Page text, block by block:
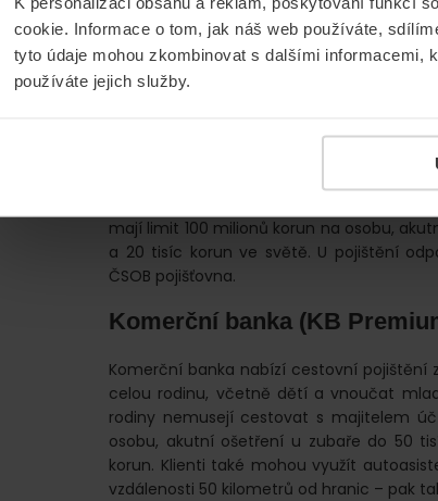
cookie. Informace o tom, jak náš web používáte,
tyto údaje mohou zkombinovat s dalšími
používáte jejich služby.
Česká spořitelna nabízí Cestovní
její členové cestovat i samostatně, bez
na osobu, akutní ošetření u zubaře do
korun. V Evropě také klienti mohou využít
ČSOB (ČSOB Premium)
U ČSOB je cestovko součástí kreditní
mají limit 100 milionů korun na osobu,
a 20 tisíc korun ve světě. U pojištění
ČSOB pojišťovna.
Komerční banka (KB
Komerční banka nabízí cestovní pojištění
celou rodinu, včetně dětí a vnoučat
rodiny nemusejí cestovat s majitelem
osobu, akutní ošetření u zubaře do 50
korun. Klienti také mohou využít
vzdálenosti 50 kilometrů od hranic – pak